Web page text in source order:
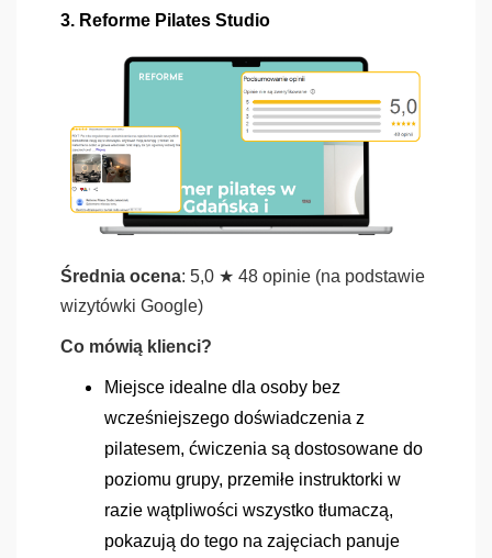
3. Reforme Pilates Studio
Średnia ocena: 5,0 ★ 48 opinie (na podstawie
wizytówki Google)
Co mówią klienci?
Miejsce idealne dla osoby bez
wcześniejszego doświadczenia z
pilatesem, ćwiczenia są dostosowane do
poziomu grupy, przemiłe instruktorki w
razie wątpliwości wszystko tłumaczą,
pokazują do tego na zajęciach panuje